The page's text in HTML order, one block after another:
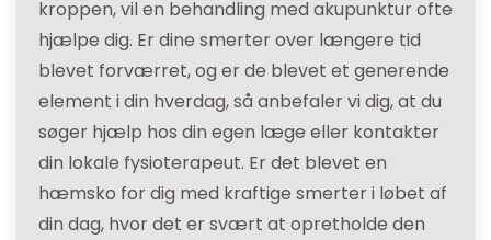
kroppen, vil en behandling med akupunktur ofte
hjælpe dig. Er dine smerter over længere tid
blevet forværret, og er de blevet et generende
element i din hverdag, så anbefaler vi dig, at du
søger hjælp hos din egen læge eller kontakter
din lokale fysioterapeut. Er det blevet en
hæmsko for dig med kraftige smerter i løbet af
din dag, hvor det er svært at opretholde den